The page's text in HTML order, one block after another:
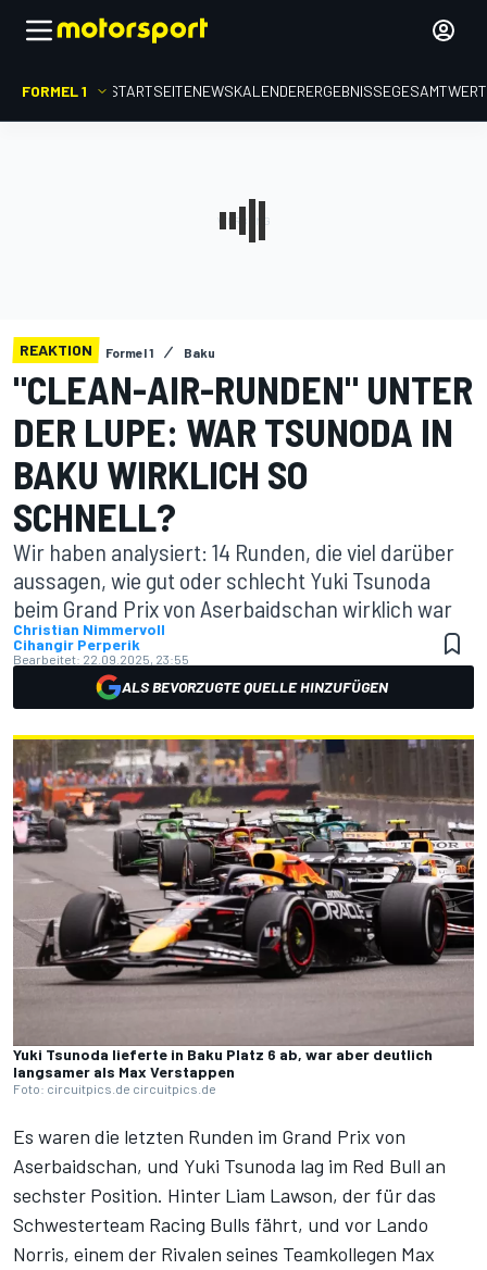
FORMEL 1 STARTSEITENEWSKALENDERERGEBNISSE
REAKTION Formel 1 Baku
"CLEAN-AIR-RUNDEN" UNTER
DER LUPE: WAR TSUNODA IN
BAKU WIRKLICH SO
SCHNELL?
Wir haben analysiert: 14 Runden, die viel darüber
aussagen, wie gut oder schlecht Yuki Tsunoda
beim Grand Prix von Aserbaidschan wirklich war
Christian Nimmervoll
Cihangir Perperik
Bearbeitet: 22.09.2025, 23:55
ALS BEVORZUGTE QUELLE HINZUFÜGEN
Yuki Tsunoda lieferte in Baku Platz 6 ab, war aber deutlich
langsamer als Max Verstappen
Foto: circuitpics.de circuitpics.de
Es waren die letzten Runden im Grand Prix von
Aserbaidschan, und Yuki Tsunoda lag im Red Bull an
sechster Position. Hinter Liam Lawson, der für das
Schwesterteam Racing Bulls fährt, und vor Lando
Norris, einem der Rivalen seines Teamkollegen Max